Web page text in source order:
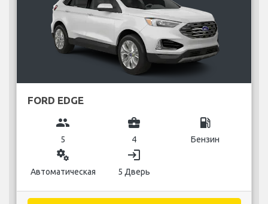
FORD EDGE
group
5
business_center
4
local_gas_station
Бензин
miscellaneous_services
Автоматическая
login
5 Дверь